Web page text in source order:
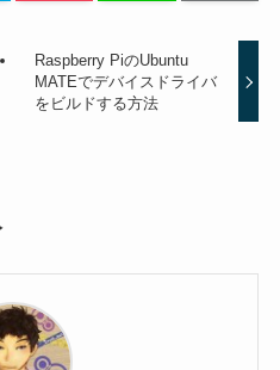
Raspberry PiのUbuntu
MATEでデバイスドライバ
をビルドする方法